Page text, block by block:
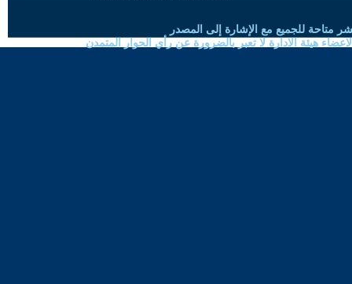
متاحة للجميع مع الإشارة إلى المصدر
هيئة الادارة لا تعبر بالضرورة عن رأي الحوار المتمدن